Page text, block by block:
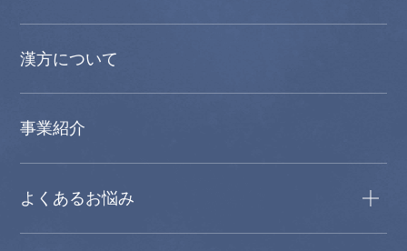
漢方について
事業紹介
よくあるお悩み